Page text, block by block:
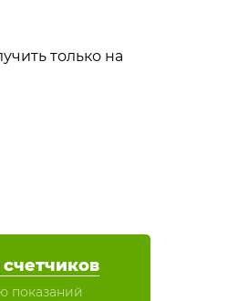
только на
показаний